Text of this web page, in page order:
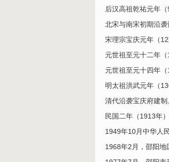
后汉高祖乾祐元年
北宋与南宋初期沿袭
宋理宗宝庆元年（
元世祖至元十二年
元世祖至元十四年
明太祖洪武元年（
清代沿袭宝庆府建制
民国二年（1913年
1949年10月中华人
1968年2月，邵阳地